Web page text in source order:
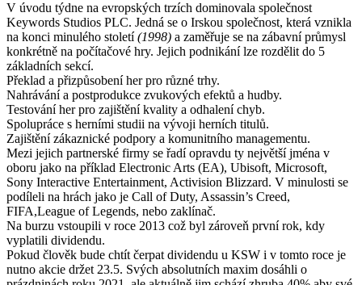
V úvodu týdne na evropských trzích dominovala společnost
Keywords Studios PLC. Jedná se o Irskou společnost, která vznikla
na konci minulého století(1998) a zaměřuje se na zábavní průmysl
konkrétně na počítačové hry. Jejich podnikání lze rozdělit do 5
základních sekcí.
Překlad a přizpůsobení her pro různé trhy.
Nahrávání a postprodukce zvukových efektů a hudby.
Testování her pro zajištění kvality a odhalení chyb.
Spolupráce s herními studii na vývoji herních titulů.
Zajištění zákaznické podpory a komunitního managementu.
Mezi jejich partnerské firmy se řadí opravdu ty největší jména v
oboru jako na příklad Electronic Arts (EA), Ubisoft, Microsoft,
Sony Interactive Entertainment, Activision Blizzard. V minulosti se
podíleli na hrách jako je Call of Duty, Assassin’s Creed,
FIFA,League of Legends, nebo zaklínač.
Na burzu vstoupili v roce 2013 což byl zároveň první rok, kdy
vyplatili dividendu.
Pokud člověk bude chtít čerpat dividendu u KSW i v tomto roce je
nutno akcie držet 23.5. Svých absolutních maxim dosáhli o